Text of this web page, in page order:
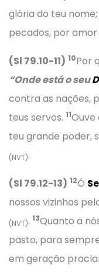
glória do teu
pecados, por
(Sl 79.10-11) 10Por
“Onde está o seu
contra as nações,
teus servos. 11Ouve
teu grande poder,
(NVT).
(Sl 79.12-13) 12Ó
nossos vizinhos
(NVT). 13Quanto a
pasto, para
em geração